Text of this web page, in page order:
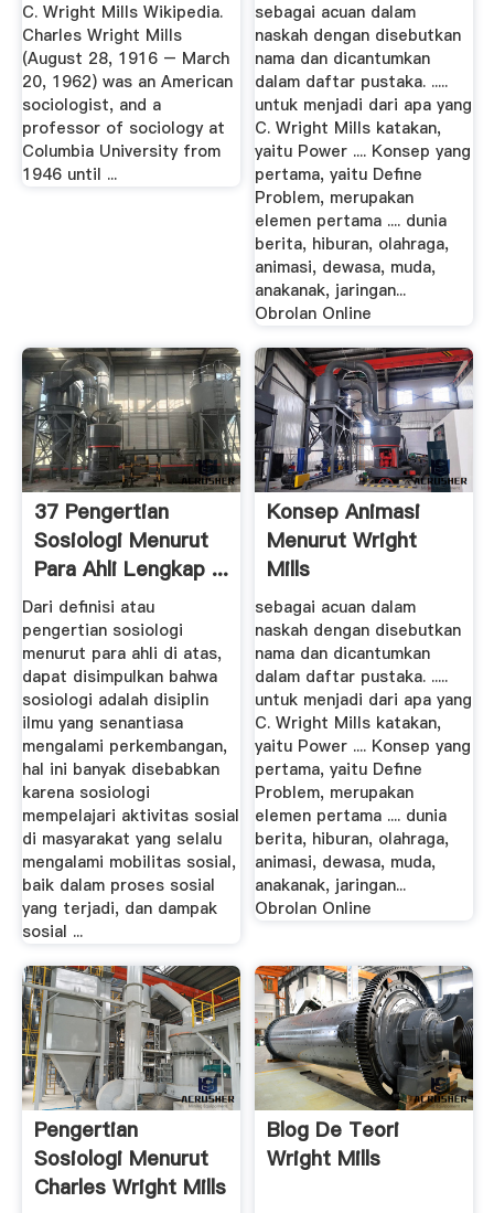
C. Wright Mills Wikipedia.
Charles Wright Mills
(August 28, 1916 – March
20, 1962) was an American
sociologist, and a
professor of sociology at
Columbia University from
1946 until ...
sebagai acuan dalam
naskah dengan disebutkan
nama dan dicantumkan
dalam daftar pustaka. .....
untuk menjadi dari apa yang
C. Wright Mills katakan,
yaitu Power .... Konsep yang
pertama, yaitu Define
Problem, merupakan
elemen pertama .... dunia
berita, hiburan, olahraga,
animasi, dewasa, muda,
anakanak, jaringan...
Obrolan Online
37 Pengertian
Sosiologi Menurut
Para Ahli Lengkap ...
Dari definisi atau
pengertian sosiologi
menurut para ahli di atas,
dapat disimpulkan bahwa
sosiologi adalah disiplin
ilmu yang senantiasa
mengalami perkembangan,
hal ini banyak disebabkan
karena sosiologi
mempelajari aktivitas sosial
di masyarakat yang selalu
mengalami mobilitas sosial,
baik dalam proses sosial
yang terjadi, dan dampak
sosial ...
Konsep Animasi
Menurut Wright
Mills
sebagai acuan dalam
naskah dengan disebutkan
nama dan dicantumkan
dalam daftar pustaka. .....
untuk menjadi dari apa yang
C. Wright Mills katakan,
yaitu Power .... Konsep yang
pertama, yaitu Define
Problem, merupakan
elemen pertama .... dunia
berita, hiburan, olahraga,
animasi, dewasa, muda,
anakanak, jaringan...
Obrolan Online
Pengertian
Sosiologi Menurut
Charles Wright Mills
Blog De Teori
Wright Mills